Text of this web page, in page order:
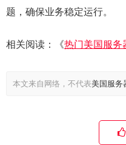
题，确保业务稳定运行。
相关阅读：《热门美国服务
本文来自网络，不代表美国服务